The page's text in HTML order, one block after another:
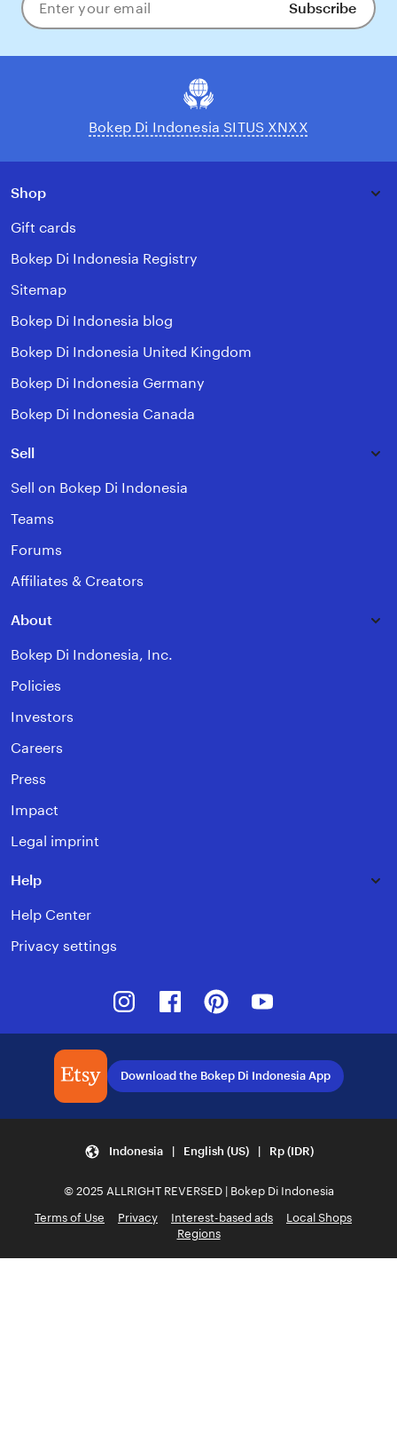
Enter
your
Subscribe
Bokep Di Indonesia SITUS XNXX
Shop
Gift cards
Bokep Di Indonesia Registry
Sitemap
Bokep Di Indonesia blog
Bokep Di Indonesia United Kingdom
Bokep Di Indonesia Germany
Bokep Di Indonesia Canada
Sell
Sell on Bokep Di Indonesia
Teams
Forums
Affiliates & Creators
About
Bokep Di Indonesia, Inc.
Policies
Investors
Careers
Press
Impact
Legal imprint
Help
Help Center
Privacy settings
InstagramFacebookPinterest
Download the Bokep Di Indonesia App
Indonesia | English (US) | Rp (IDR)
© 2025 ALLRIGHT REVERSED | Bokep Di Indonesia
Terms of Use
Privacy Interest-based ads
Local Shops
Regions